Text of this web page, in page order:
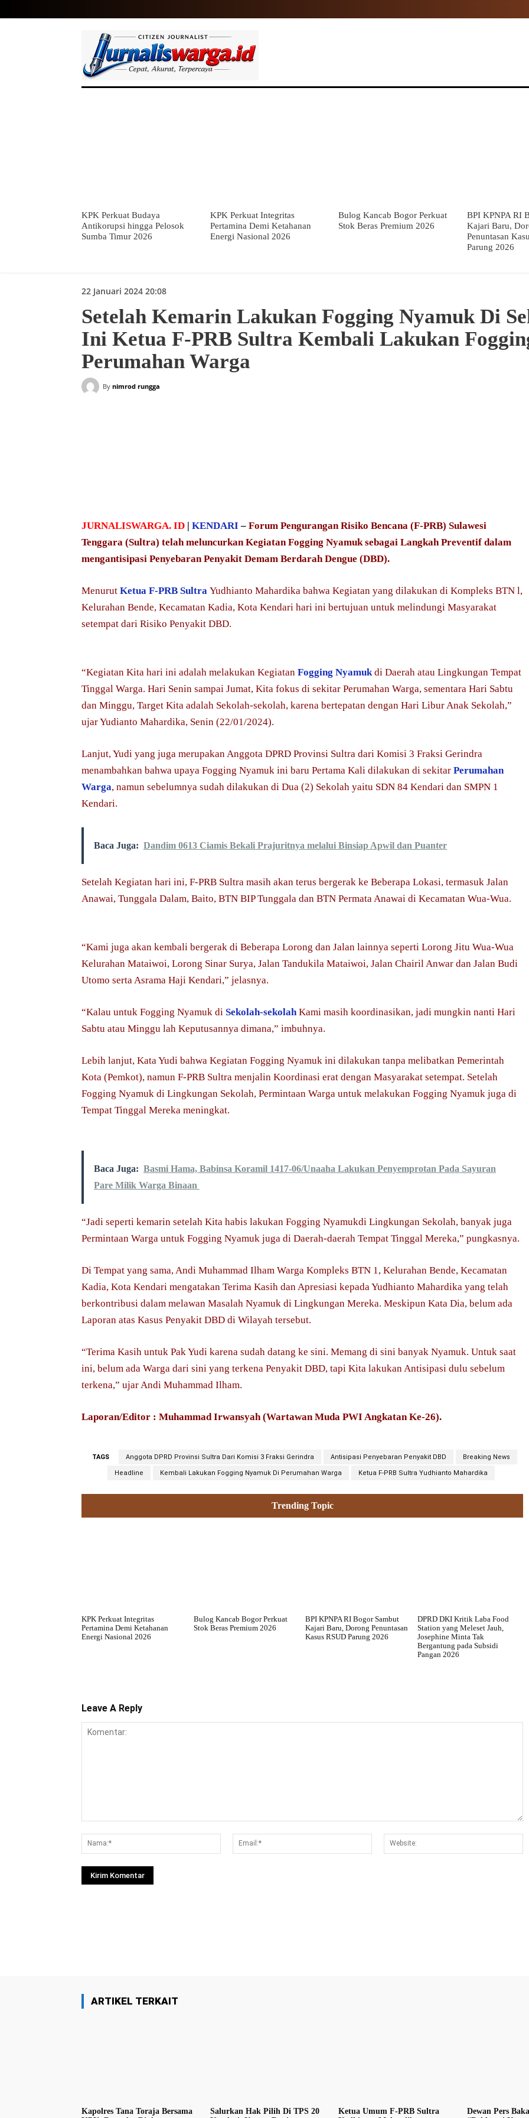
KPK Perkuat Budaya
Antikorupsi hingga Pelosok
Sumba Timur 2026
KPK Perkuat Integritas
Pertamina Demi Ketahanan
Energi Nasional 2026
Bulog Kancab Bogor Perkuat
Stok Beras Premium 2026
BPI KPNPA RI
Kajari Baru,
Penuntasan
Parung 2026
22 Januari 2024 20:08
Setelah Kemarin Lakukan Fogging Nyamuk Di
Ini Ketua F-PRB Sultra Kembali Lakukan
Perumahan Warga
By nimrod rungga
JURNALISWARGA. ID | KENDARI – Forum Pengurangan Risiko Bencana (F-PRB) Sulawesi
Tenggara (Sultra) telah meluncurkan Kegiatan Fogging Nyamuk sebagai Langkah Preventif dalam
mengantisipasi Penyebaran Penyakit Demam Berdarah Dengue (DBD).
Menurut Ketua F-PRB Sultra Yudhianto Mahardika bahwa Kegiatan yang dilakukan di Kompleks BTN l,
Kelurahan Bende, Kecamatan Kadia, Kota Kendari hari ini bertujuan untuk melindungi Masyarakat
setempat dari Risiko Penyakit DBD.
“Kegiatan Kita hari ini adalah melakukan Kegiatan Fogging Nyamukdi Daerah atau Lingkungan Tempat
Tinggal Warga. Hari Senin sampai Jumat, Kita fokus di sekitar Perumahan Warga, sementara Hari Sabtu
dan Minggu, Target Kita adalah Sekolah-sekolah, karena bertepatan dengan Hari Libur Anak Sekolah,”
ujar Yudianto Mahardika, Senin (22/01/2024).
Lanjut, Yudi yang juga merupakan Anggota DPRD Provinsi Sultra dari Komisi 3 Fraksi Gerindra
menambahkan bahwa upaya Fogging Nyamuk ini baru Pertama Kali dilakukan di sekitar Perumahan
Warga, namun sebelumnya sudah dilakukan di Dua (2) Sekolah yaitu SDN 84 Kendari dan SMPN 1
Kendari.
Baca Juga: Dandim 0613 Ciamis Bekali Prajuritnya melalui Binsiap Apwil dan Puanter
Setelah Kegiatan hari ini, F-PRB Sultra masih akan terus bergerak ke Beberapa Lokasi, termasuk Jalan
Anawai, Tunggala Dalam, Baito, BTN BIP Tunggala dan BTN Permata Anawai di Kecamatan Wua-Wua.
“Kami juga akan kembali bergerak di Beberapa Lorong dan Jalan lainnya seperti Lorong Jitu Wua-Wua
Kelurahan Mataiwoi, Lorong Sinar Surya, Jalan Tandukila Mataiwoi, Jalan Chairil Anwar dan Jalan Budi
Utomo serta Asrama Haji Kendari,” jelasnya.
“Kalau untuk Fogging Nyamuk di Sekolah-sekolahKami masih koordinasikan, jadi mungkin nanti Hari
Sabtu atau Minggu lah Keputusannya dimana,” imbuhnya.
Lebih lanjut, Kata Yudi bahwa Kegiatan Fogging Nyamuk ini dilakukan tanpa melibatkan Pemerintah
Kota (Pemkot), namun F-PRB Sultra menjalin Koordinasi erat dengan Masyarakat setempat. Setelah
Fogging Nyamuk di Lingkungan Sekolah, Permintaan Warga untuk melakukan Fogging Nyamuk juga di
Tempat Tinggal Mereka meningkat.
Baca Juga: Basmi Hama, Babinsa Koramil 1417-06/Unaaha Lakukan Penyemprotan Pada Sayuran
Pare Milik Warga Binaan
“Jadi seperti kemarin setelah Kita habis lakukan Fogging Nyamukdi Lingkungan Sekolah, banyak juga
Permintaan Warga untuk Fogging Nyamuk juga di Daerah-daerah Tempat Tinggal Mereka,” pungkasnya.
Di Tempat yang sama, Andi Muhammad Ilham Warga Kompleks BTN 1, Kelurahan Bende, Kecamatan
Kadia, Kota Kendari mengatakan Terima Kasih dan Apresiasi kepada Yudhianto Mahardika yang telah
berkontribusi dalam melawan Masalah Nyamuk di Lingkungan Mereka. Meskipun Kata Dia, belum ada
Laporan atas Kasus Penyakit DBD di Wilayah tersebut.
“Terima Kasih untuk Pak Yudi karena sudah datang ke sini. Memang di sini banyak Nyamuk. Untuk saat
ini, belum ada Warga dari sini yang terkena Penyakit DBD, tapi Kita lakukan Antisipasi dulu sebelum
terkena,” ujar Andi Muhammad Ilham.
Laporan/Editor : Muhammad Irwansyah (Wartawan Muda PWI Angkatan Ke-26).
TAGS Anggota DPRD Provinsi Sultra Dari Komisi 3 Fraksi Gerindra Antisipasi Penyebaran Penyakit DBD Breaking News
Headline Kembali Lakukan Fogging Nyamuk Di Perumahan Warga Ketua F-PRB Sultra Yudhianto Mahardika
Trending Topic
KPK Perkuat Integritas
Pertamina Demi Ketahanan
Energi Nasional 2026
Bulog Kancab Bogor Perkuat
Stok Beras Premium 2026
BPI KPNPA RI Bogor Sambut
Kajari Baru, Dorong Penuntasan
Kasus RSUD Parung 2026
DPRD DKI Kritik Laba Food
Station yang Meleset Jauh,
Josephine Minta Tak
Bergantung pada Subsidi
Pangan 2026
Leave A Reply
Nama:*
Email:*
ARTIKEL TERKAIT
Kapolres Tana Toraja Bersama
Salurkan Hak Pilih Di TPS 20
Ketua Umum F-PRB Sultra
Dewan Pers